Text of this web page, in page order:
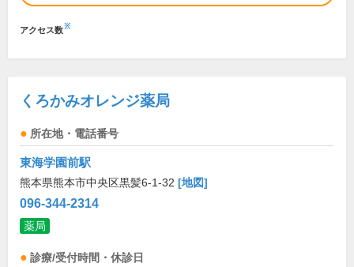
アクセス数※
くろかみオレンジ薬局
所在地・電話番号
東海学園前駅
熊本県熊本市中央区黒髪6-1-32 [地図]
096-344-2314
薬局
診療/受付時間・休診日